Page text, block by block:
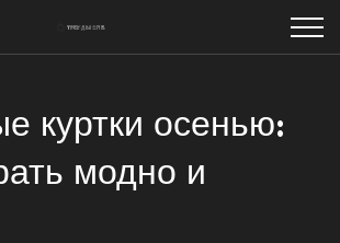
куртки осенью:
модно и